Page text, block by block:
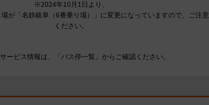
※2024年10月1日より、
が「名鉄岐阜（6番乗り場）」に変更になっていますので、ご注意
ください。
ービス情報は、「バス停一覧」からご確認ください。